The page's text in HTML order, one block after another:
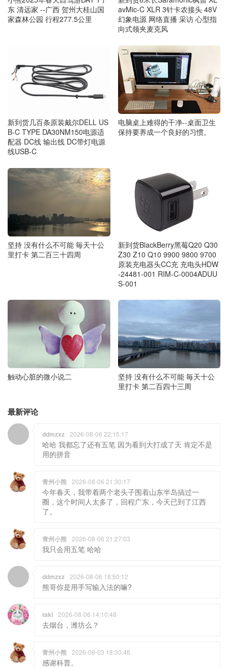
东 清远家 --广西 贺州大桂山国
家森林公园 行程277.5公里
avMic-C XLR 3针卡农接头 48V
幻象电源 网络直播 采访 心型指
向式领夹麦克风
新到货几百条原装戴尔DELL US
B-C TYPE DA30NM150电源适
配器 DC线 输出线 DC带灯电源
线USB-C
电脑桌上难得的干净--桌面卫生
保持要养成一个良好的习惯。
坚持 没有什么不可能 毎天十公
里打卡 第二百三十四周
新到货BlackBerry黑莓Q20 Q30
Z30 Z10 Q10 9900 9800 9700
原装充电器头CC充 充电头HDW
-24481-001 RIM-C-0004ADUU
S-001
触动心脏的微小说二
坚持 没有什么不可能 毎天十公
里打卡 第二百四十三周
最新评论
ddmzxz 2026-08-06 22:15:17
哈哈 我都忘了还有五笔 因为看到大打成了天 肯定不是
用的拼音
青州小熊 2026-08-06 21:30:17
今年春天，我带着两个老头子围着山东半岛搞过一
圈，这个时间人太多了，回程广东，今天已到了江西
了。
青州小熊 2026-08-06 21:27:03
我只会用五笔 哈哈
ddmzxz 2026-08-06 18:50:12
熊哥你是用手写输入法的嘛?
taki 2026-08-06 14:10:48
去烟台，潍坊么？
青州小熊 2026-08-03 18:30:46
感谢科普。